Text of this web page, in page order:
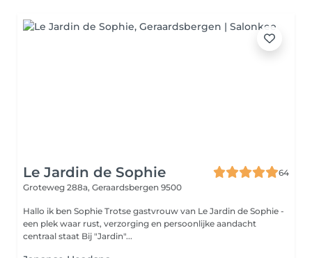
Le Jardin de Sophie
64
Groteweg 288a, Geraardsbergen 9500
Hallo ik ben Sophie Trotse gastvrouw van Le Jardin de Sophie -
een plek waar rust, verzorging en persoonlijke aandacht
centraal staat Bij "Jardin"...